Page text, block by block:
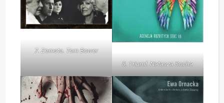
7. Zemsta. Tom Bower
8. Triumf. Natasza Socha